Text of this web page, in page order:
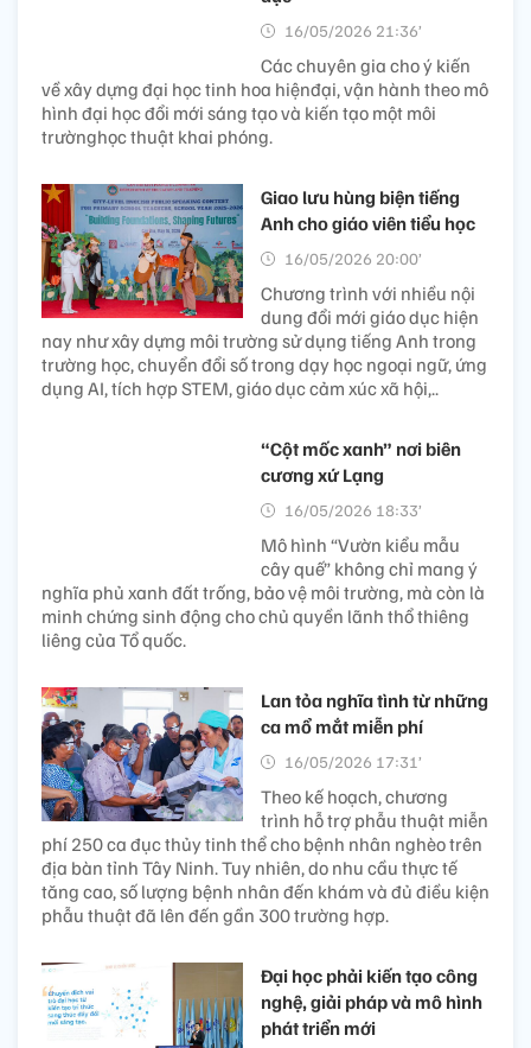
16/05/2026 21:36’
Các chuyên gia cho ý kiến
về xây dựng đại học tinh hoa hiệnđại, vận hành theo mô
hình đại học đổi mới sáng tạo và kiến tạo một môi
trườnghọc thuật khai phóng.
Giao lưu hùng biện tiếng
Anh cho giáo viên tiểu học
16/05/2026 20:00’
Chương trình với nhiều nội
dung đổi mới giáo dục hiện
nay như xây dựng môi trường sử dụng tiếng Anh trong
trường học, chuyển đổi số trong dạy học ngoại ngữ, ứng
dụng AI, tích hợp STEM, giáo dục cảm xúc xã hội,..
“Cột mốc xanh” nơi biên
cương xứ Lạng
16/05/2026 18:33’
Mô hình “Vườn kiểu mẫu
cây quế” không chỉ mang ý
nghĩa phủ xanh đất trống, bảo vệ môi trường, mà còn là
minh chứng sinh động cho chủ quyền lãnh thổ thiêng
liêng của Tổ quốc.
Lan tỏa nghĩa tình từ những
ca mổ mắt miễn phí
16/05/2026 17:31’
Theo kế hoạch, chương
trình hỗ trợ phẫu thuật miễn
phí 250 ca đục thủy tinh thể cho bệnh nhân nghèo trên
địa bàn tỉnh Tây Ninh. Tuy nhiên, do nhu cầu thực tế
tăng cao, số lượng bệnh nhân đến khám và đủ điều kiện
phẫu thuật đã lên đến gần 300 trường hợp.
Đại học phải kiến tạo công
nghệ, giải pháp và mô hình
phát triển mới